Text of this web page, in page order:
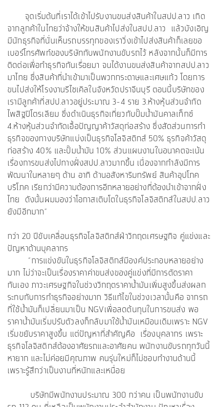
จุดเริ่มต้นที่เราได้เข้าไปรับงานขนส่งสินค้าในสปป.ลาว เกิด
จากลูกค้าในไทยว่าจ้างให้ขนสินค้าไปส่งในสปป.ลาว แล้วบังเอิญ
มีนักธุรกิจที่นั่นเห็นรถบรรทุกของเราวิ่งเข้าไปส่งสินค้าก็เลยขอ
เบอร์โทรศัพท์ของบริษัทกับพนักงานขับรถไว้ หลังจากนั้นก็มีการ
ติดต่อเพื่อทำธุรกิจกันเรื่อยมา จนได้งานขนส่งสินค้าจากสปป.ลาว
มาไทย ซึ่งสินค้าที่นำเข้ามาเป็นพวกกระดาษและเศษแก้ว โดยการ
ขนไปส่งให้โรงงานรีไซเคิลในจังหวัดปราจีนบุรี ตอนนี้บริษัทของ
เรามีลูกค้าที่สปป.ลาวอยู่ประมาณ 3-4 ราย 3.ห้างหุ้นส่วนจำกัด
ไพสิฐปิโตรเลียม ซึ่งดำเนินธุรกิจเกี่ยวกับปั๊มน้ำมันคาลเท็กซ์
4.ห้างหุ้นส่วนจำกัดเอื้อปัญญาค้าวัสดุก่อสร้าง ซึ่งสัดส่วนการทำ
ธุรกิจของทางบริษัทแบ่งเป็นธุรกิจโลจิสติกส์ 50% ธุรกิจค้าวัสดุ
ก่อสร้าง 40% และปั๊มน้ำมัน 10% ส่วนแผนงานในอนาคตจะเน้น
เรื่องการขนส่งไปทางฝั่งสปป.ลาวมากขึ้น เนื่องจากกำลังมีการ
พัฒนาในหลายๆ ด้าน อาทิ ด้านอสังหาริมทรัพย์ สินค้าอุปโภค
บริโภค เรียกว่ามีความต้องการอีกหลายอย่างที่ต้องนำเข้าจากฝั่ง
ไทย ดังนั้นผมมองว่าโอกาสเติบโตในธุรกิจโลจิสติกส์ในสปป.ลาว
ยังมีอีกมาก”
กว่า 20 ปีขับเคลื่อนธุรกิจโลจิสติกส์ฝ่าวิกฤตเศรษฐกิจ คู่แข่งและ
ปัญหาด้านบุคลากร
“การแข่งขันในธุรกิจโลจิสติกส์มีองค์ประกอบหลายอย่าง
มาก ไม่ว่าจะเป็นเรื่องราคาค่าขนส่งของคู่แข่งที่มีการตัดราคา
กันเอง ภาวะเศรษฐกิจในช่วงวิกฤตราคาน้ำมันเพิ่มสูงขึ้นส่งผลก
ระทบกับการทำธุรกิจอย่างมาก วิธีแก้ไขในช่วงเวลานั้นคือ จากรถ
ที่ใช้น้ำมันก็เปลี่ยนมาเป็น NGVเพื่อลดต้นทุนในการขนส่ง พอ
ราคาน้ำมันเริ่มปรับตัวลงก็กลับมาใช้น้ำมันเหมือนเดิมเพราะ NGV
เริ่มขยับราคาสูงขึ้น แต่ปัญหาที่สำคัญคือ เรื่องบุคลากร เพราะ
ธุรกิจโลจิสติกส์ต้องอาศัยรถและอาศัยคน พนักงานขับรถทุกวันนี้
หายาก และไม่ค่อยมีคุณภาพ คนรุ่นใหม่ก็ไม่ชอบทำงานด้านนี้
เพราะรู้สึกว่าเป็นงานที่หนักและเหนื่อย
บริษัทมีพนักงานประมาณ 300 กว่าคน เป็นพนักงานขับ